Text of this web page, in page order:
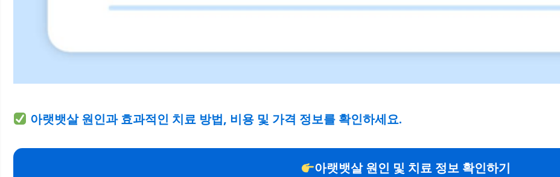
아랫뱃살 원인과 효과적인 치료 방법, 비용 및 가격 정보를 확인하세요.
아랫뱃살 원인 및 치료 정보 확인하기